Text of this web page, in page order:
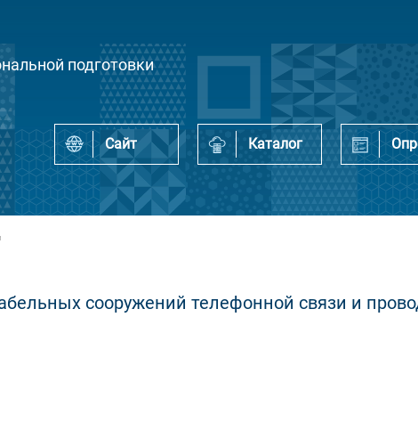
подготовки
Сайт Каталог
сооружений телефонной связи и